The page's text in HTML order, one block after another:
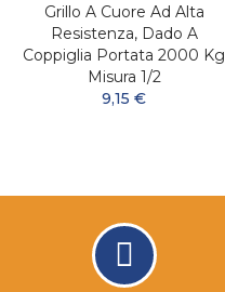
Grillo A Cuore Ad Alta
Resistenza, Dado A
Coppiglia Portata 2000 Kg
Misura 1/2
9,15 €